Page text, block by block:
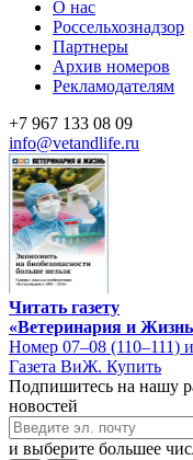
О нас
Россельхознадзор
Партнеры
Архив номеров
Рекламодателям
+7 967 133 08 09
info@vetandlife.ru
Читать газету
«Ветеринария и
Номер 07–08 (110–111)
Газета ВиЖ. Купить
Подпишитесь на нашу
новостей
и выберите большее